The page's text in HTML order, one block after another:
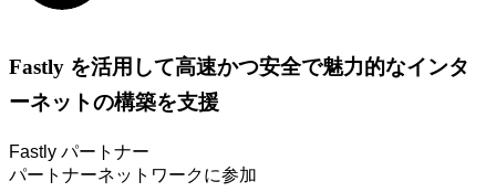
Fastly を活用して高速かつ安全で魅力的なインタ
ーネットの構築を支援
Fastly パートナー
パートナーネットワークに参加